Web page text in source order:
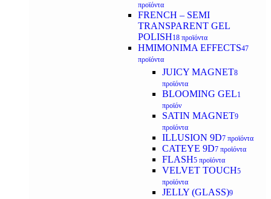
προϊόντα
FRENCH – SEMI
TRANSPARENT GEL
POLISH18 προϊόντα
HMIMONIMA EFFECTS47
προϊόντα
JUICY MAGNET8
προϊόντα
BLOOMING GEL1
προϊόν
SATIN MAGNET9
προϊόντα
ILLUSION 9D7 προϊόντα
CATEYE 9D7 προϊόντα
FLASH5 προϊόντα
VELVET TOUCH5
προϊόντα
JELLY (GLASS)9